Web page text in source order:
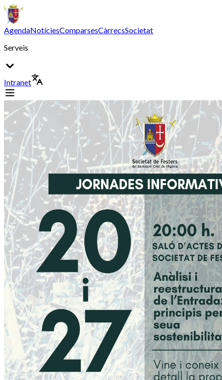
AgendaNotíciesComparsesCàrrecsSocietat
Serveis
Intranet